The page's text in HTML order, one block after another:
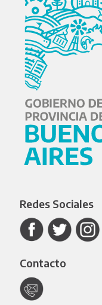
Redes Sociales
Contacto